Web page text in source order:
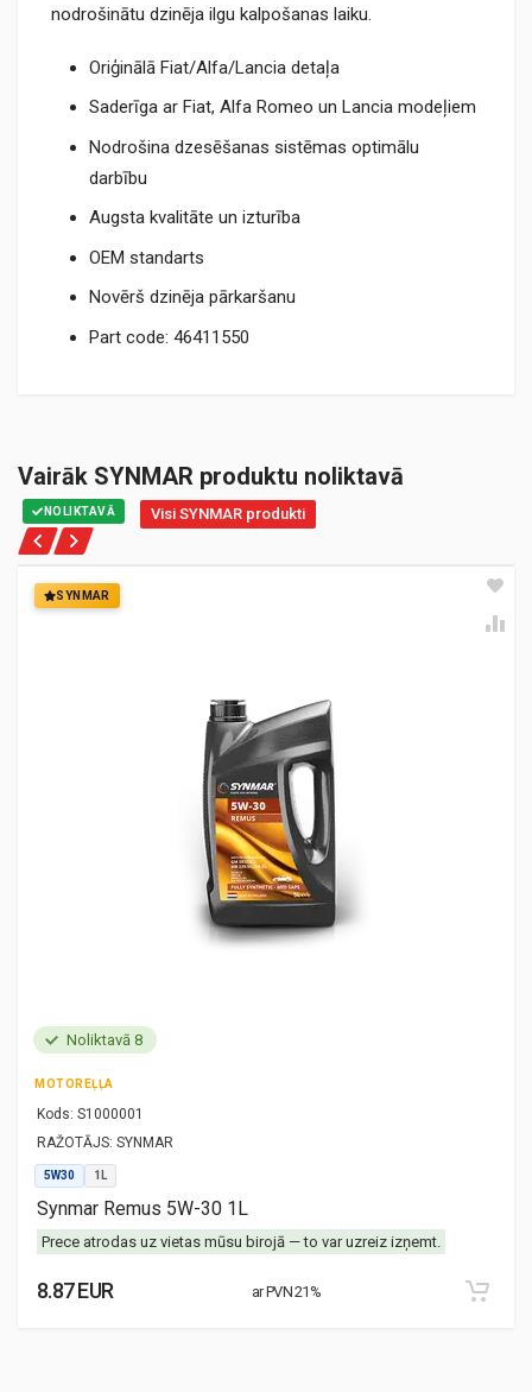
nodrošinātu dzinēja ilgu kalpošanas laiku.
Oriģinālā Fiat/Alfa/Lancia detaļa
Saderīga ar Fiat, Alfa Romeo un Lancia modeļiem
Nodrošina dzesēšanas sistēmas optimālu
darbību
Augsta kvalitāte un izturība
OEM standarts
Novērš dzinēja pārkaršanu
Part code: 46411550
Vairāk SYNMAR produktu noliktavā
NOLIKTAVĀ Visi SYNMAR produkti
SYNMAR
Noliktavā 8
MOTOREĻĻA
Kods: S1000001
RAŽOTĀJS: SYNMAR
5W30 1L
Synmar Remus 5W-30 1L
Prece atrodas uz vietas mūsu birojā — to var uzreiz izņemt.
8.87 EUR ar PVN 21%